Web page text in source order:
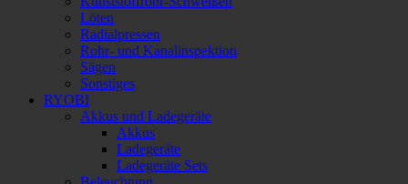
Löten
Radialpressen
Rohr- und Kanalinspektion
Sägen
Sonstiges
RYOBI
Akkus und Ladegeräte
Akkus
Ladegeräte
Ladegeräte Sets